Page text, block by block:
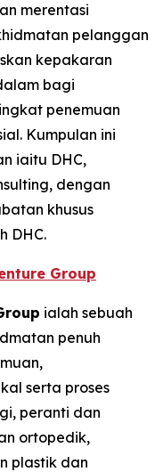
merentasi
pelanggan
kepakaran
bagi
penemuan
Kumpulan ini
iaitu DHC,
dengan
khusus
DHC.
Group
ialah sebuah
penuh
serta proses
peranti dan
ortopedik,
plastik dan